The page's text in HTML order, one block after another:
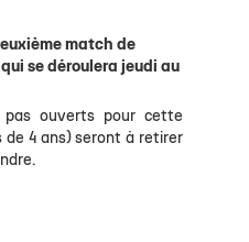
match de
se déroulera jeudi au
pas ouverts pour cette
de 4 ans) seront à retirer